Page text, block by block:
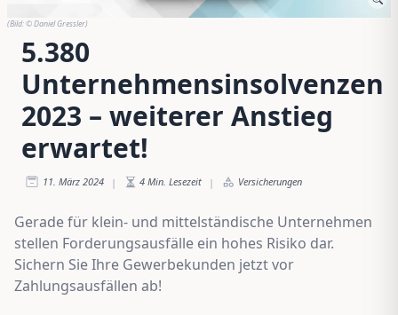
(Bild:© Daniel Gressler)
5.380
Unternehmensinsolvenzen
2023 – weiterer Anstieg
erwartet!
11. März 2024 | 4 Min. Lesezeit | Versicherungen
Gerade für klein- und mittelständische Unternehmen
stellen Forderungsausfälle ein hohes Risiko dar.
Sichern Sie Ihre Gewerbekunden jetzt vor
Zahlungsausfällen ab!